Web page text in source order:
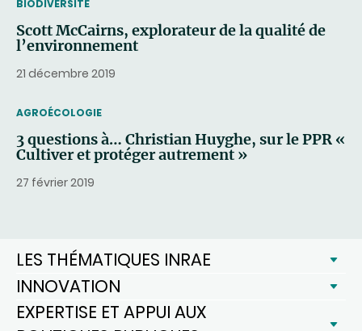
THEMATIC
BIODIVERSITÉ
Scott McCairns, explorateur de la qualité de
l’environnement
21 décembre 2019
THEMATIC
AGROÉCOLOGIE
3 questions à… Christian Huyghe, sur le PPR «
Cultiver et protéger autrement »
27 février 2019
LES THÉMATIQUES INRAE
INNOVATION
EXPERTISE ET APPUI AUX